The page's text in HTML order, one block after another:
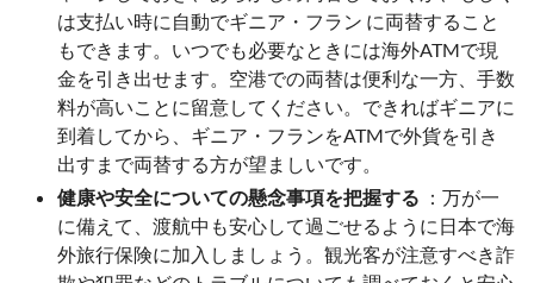
は支払い時に自動でギニア・フラン に両替すること
もできます。いつでも必要なときには海外ATMで現
金を引き出せます。空港での両替は便利な一方、手数
料が高いことに留意してください。できればギニアに
到着してから、ギニア・フランをATMで外貨を引き
出すまで両替する方が望ましいです。
健康や安全についての懸念事項を把握する ：万が一
に備えて、渡航中も安心して過ごせるように日本で海
外旅行保険に加入しましょう。観光客が注意すべき詐